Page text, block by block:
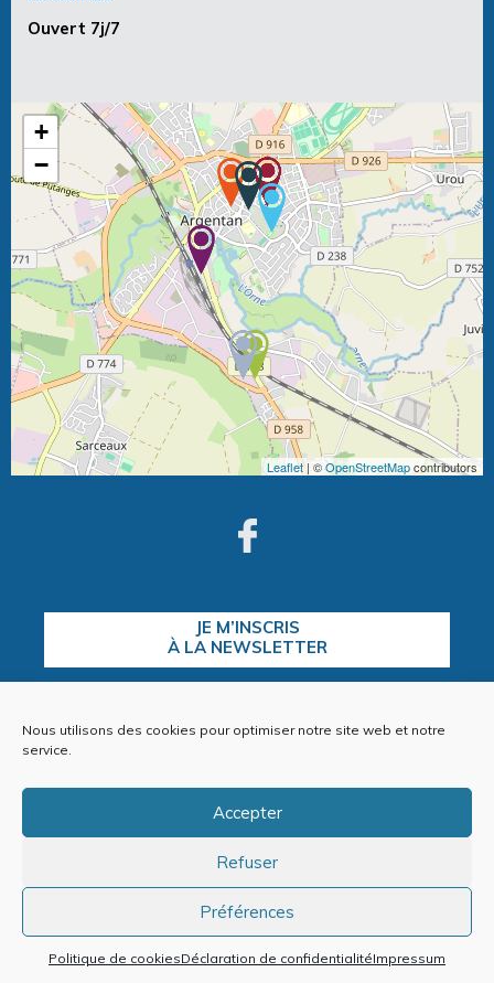
Nous utilisons des cookies pour optimiser notre site web et notre
service.
Accepter
Refuser
Préférences
Politique de cookiesDéclaration de confidentialitéImpressum
Ouvert 7j/7
+
−
Leaflet| ©OpenStreetMapcontributors
JE M’INSCRIS
À LA NEWSLETTER
Plan du site
Politique de cookies (EU)